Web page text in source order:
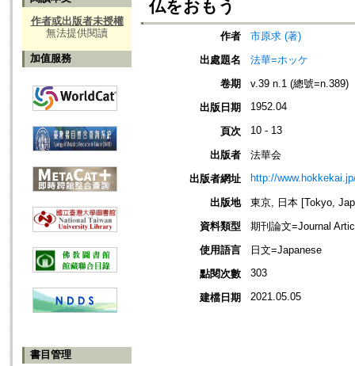
作者或出版者未授權
無法提供閱讀
加值服務
書目管理
仏をおもう
作者
市原求 (著)
出處題名
法華=ホッケ
卷期
v.39 n.1 (總號=n.389)
出版日期
1952.04
頁次 10 - 13
出版者
法華会
出版者網址
http://
出版地
東京, 日本 [Tokyo,
資料類型
期刊論文=Journal
使用語言
日文=Japanese
點閱次數
303
建檔日期 2021.05.05